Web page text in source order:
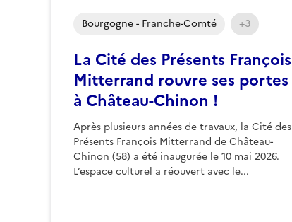
La Cité des Présents François
Mitterrand rouvre ses portes
à Château-Chinon !
Après plusieurs années de travaux, la Cité des
Présents François Mitterrand de Château-
Chinon (58) a été inaugurée le 10 mai 2026.
L’espace culturel a réouvert avec le...
Bourgogne - Franche-Comté +3